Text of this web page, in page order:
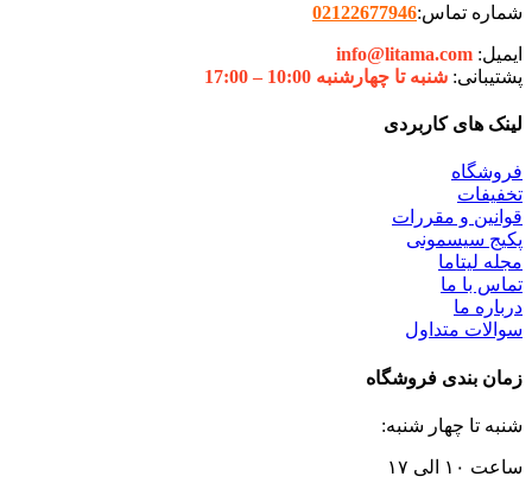
شماره تماس:02122677946
ایمیل: info@litama.com
پشتیبانی: شنبه تا چهارشنبه 10:00 – 17:00
لینک های کاربردی
فروشگاه
تخفیفات
قوانین و مقررات
پکیج سیسمونی
مجله لیتاما
تماس با ما
درباره ما
سوالات متداول
زمان بندی فروشگاه
شنبه تا چهار شنبه:
ساعت ۱۰ الی ۱۷